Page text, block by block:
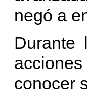
negó a
Durante
conocer